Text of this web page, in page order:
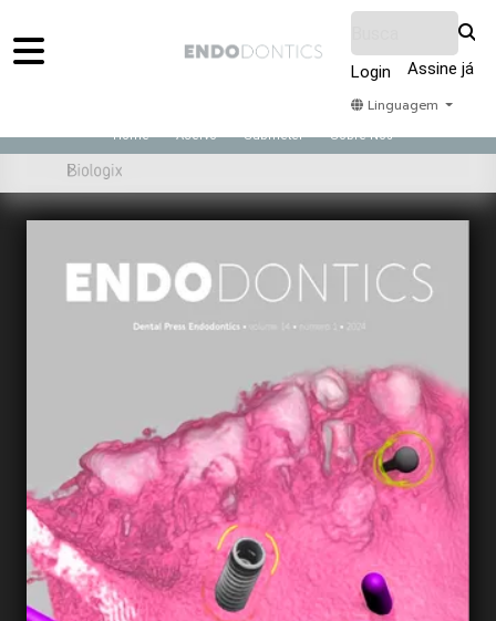
Login Assine já
Linguagem
Home Acervo Submeter Sobre Nós